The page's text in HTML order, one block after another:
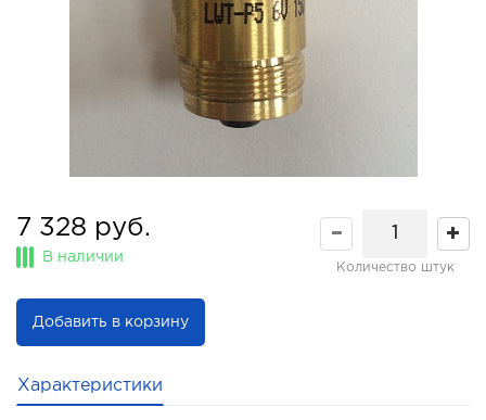
7 328 руб.
В наличии
Количество штук
Добавить в корзину
Характеристики